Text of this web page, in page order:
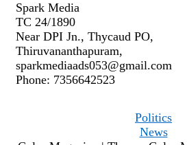
Spark Media
TC 24/1890
Near DPI Jn., Thycaud PO,
Thiruvananthapuram,
sparkmediaads053@gmail.com
Phone: 7356642523
Politics
News